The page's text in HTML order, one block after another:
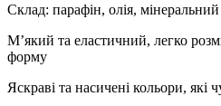
Склад: парафін, олія,
М’який та еластичний, легко
форму
Яскраві та насичені кольори, які